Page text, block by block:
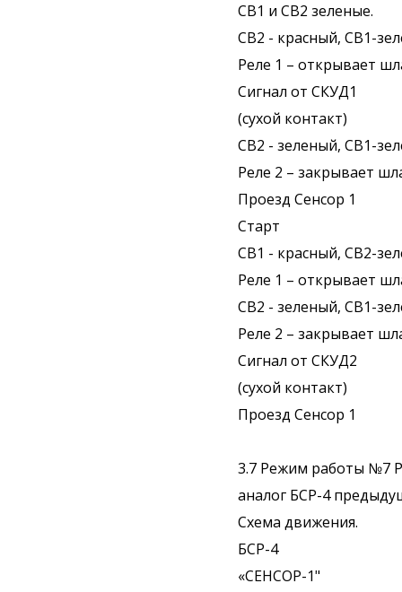
СВ1 и СВ2 зеленые.
СВ2 - красный, СВ1-
Реле 1 – открывает
Сигнал от СКУД1
(сухой контакт)
СВ2 - зеленый, СВ1-
Реле 2 – закрывает
Проезд Сенсор 1
Старт
СВ1 - красный, СВ2-
Реле 1 – открывает
СВ2 - зеленый, СВ1-
Реле 2 – закрывает
Сигнал от СКУД2
(сухой контакт)
Проезд Сенсор 1
3.7 Режим работы №7
аналог БСР-4
Схема движения.
БСР-4
«СЕНСОР-1"